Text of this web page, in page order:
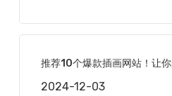
推荐10个爆款插画网站！让你
2024-12-03